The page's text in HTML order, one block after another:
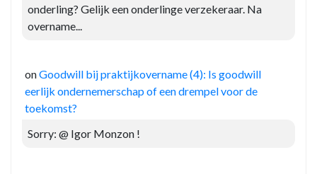
onderling? Gelijk een onderlinge verzekeraar. Na
overname...
onGoodwill bij praktijkovername (4): Is goodwill
eerlijk ondernemerschap of een drempel voor de
toekomst?
Sorry: @ Igor Monzon !